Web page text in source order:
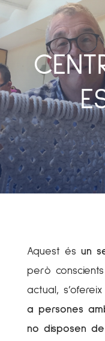
Aquest és un
però
actual,
a persones
no disposen